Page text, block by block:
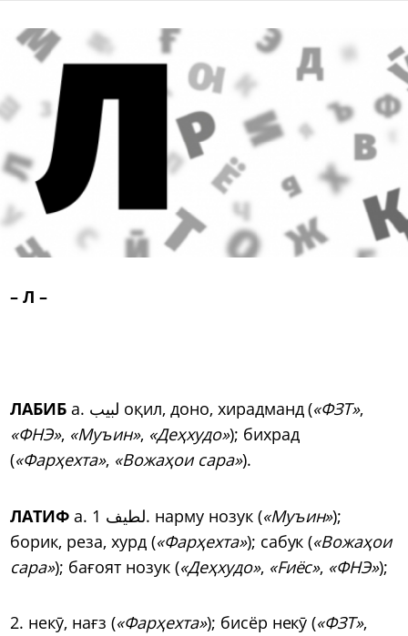
– Л –
ЛАБИБ а. لبیب оқил, доно, хирадманд («ФЗТ»,
«ФНЭ», «Муъин», «Деҳхудо»); бихрад
(«Фарҳехта», «Вожаҳои сара»).
ЛАТИФ а. لطیف 1. нарму нозук («Муъин»);
борик, реза, хурд («Фарҳехта»); сабук («Вожаҳои
сара»); бағоят нозук («Деҳхудо», «Fиёс», «ФНЭ»);
2. некӯ, нағз («Фарҳехта»); бисёр некӯ («ФЗТ»,